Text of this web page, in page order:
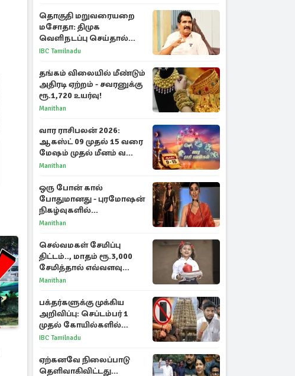
தொகுதி மறுவரையறை
மசோதா: திமுக
வெளிநடப்பு செய்தால்
ஆதரவாகவே கருதப்படும்
IBC Tamilnadu
தங்கம் விலையில் மீண்டும்
அதிரடி ஏற்றம் - சவரனுக்கு
ரூ.1,720 உயர்வு!
Manithan
வார ராசிபலன் 2026:
ஆகஸ்ட் 09 முதல் 15 வரை
மேஷம் முதல் மீனம் வரை
முழு பலன்கள்
Manithan
ஒரு போன் கால்
போதுமானது - புரமோஷன்
நிகழ்வுகளில்
பங்கேற்காதது குறித்து
Manithan
செல்வமகள் சேமிப்பு
திட்டம்.., மாதம் ரூ.3,000
சேமித்தால் எவ்வளவு
கிடைக்கும்?
Manithan
பக்தர்களுக்கு முக்கிய
அறிவிப்பு: செப்டம்பர் 1
முதல் கோயில்களில்
மொபைலுக்கு தடை!
IBC Tamilnadu
ஏற்கனவே நிலைப்பாடு
தெளிவாகிவிட்டது...